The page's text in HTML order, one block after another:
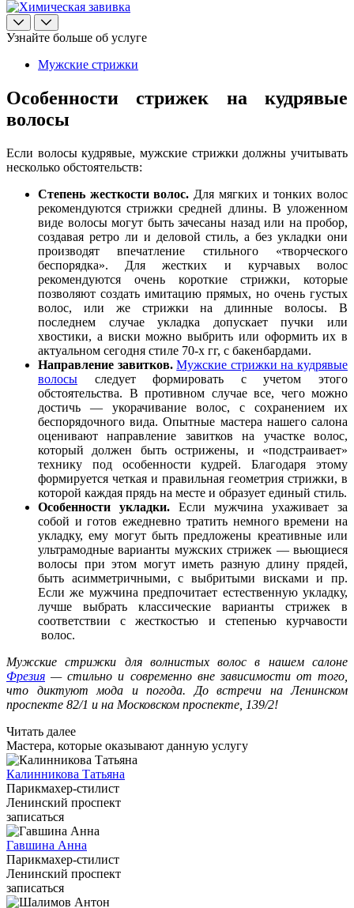
Узнайте больше об услуге
Мужские стрижки
Особенности стрижек на кудрявые
волосы
Если волосы кудрявые, мужские стрижки должны учитывать
несколько обстоятельств:
Степень жесткости волос. Для мягких и тонких волос
рекомендуются стрижки средней длины. В уложенном
виде волосы могут быть зачесаны назад или на пробор,
создавая ретро ли и деловой стиль, а без укладки они
производят впечатление стильного «творческого
беспорядка». Для жестких и курчавых волос
рекомендуются очень короткие стрижки, которые
позволяют создать имитацию прямых, но очень густых
волос, или же стрижки на длинные волосы. В
последнем случае укладка допускает пучки или
хвостики, а виски можно выбрить или оформить их в
актуальном сегодня стиле 70-х гг, с бакенбардами.
Направление завитков. Мужские стрижки на кудрявые
волосы следует формировать с учетом этого
обстоятельства. В противном случае все, чего можно
достичь — укорачивание волос, с сохранением их
беспорядочного вида. Опытные мастера нашего салона
оценивают направление завитков на участке волос,
который должен быть острижены, и «подстраивает»
технику под особенности кудрей. Благодаря этому
формируется четкая и правильная геометрия стрижки, в
которой каждая прядь на месте и образует единый стиль.
Особенности укладки. Если мужчина ухаживает за
собой и готов ежедневно тратить немного времени на
укладку, ему могут быть предложены креативные или
ультрамодные варианты мужских стрижек — вьющиеся
волосы при этом могут иметь разную длину прядей,
быть асимметричными, с выбритыми висками и пр.
Если же мужчина предпочитает естественную укладку,
лучше выбрать классические варианты стрижек в
соответствии с жесткостью и степенью курчавости
волос.
Мужские стрижки для волнистых волос в нашем салоне
Фрезия — стильно и современно вне зависимости от того,
что диктуют мода и погода. До встречи на Ленинском
проспекте 82/1 и на Московском проспекте, 139/2!
Читать далее
Мастера, которые оказывают данную услугу
Калинникова Татьяна
Парикмахер-стилист
Ленинский проспект
записаться
Гавшина Анна
Парикмахер-стилист
Ленинский проспект
записаться